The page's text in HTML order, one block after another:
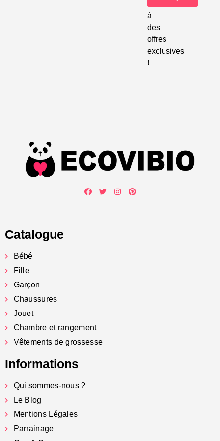
accéder
à
des
offres
exclusives
!
Catalogue
Bébé
Fille
Garçon
Chaussures
Jouet
Chambre et rangement
Vêtements de grossesse
Informations
Qui sommes-nous ?
Le Blog
Mentions Légales
Parrainage